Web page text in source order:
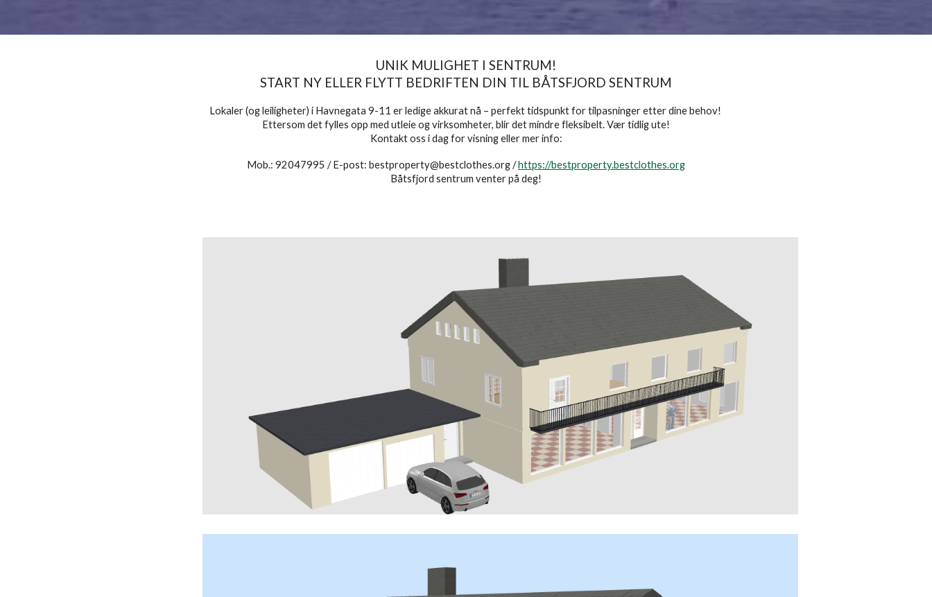
UNIK MULIGHET I SENTRUM!
START NY ELLER FLYTT BEDRIFTEN DIN TIL BÅTSFJORD SENTRUM
Lokaler (og leiligheter) i Havnegata 9-11 er ledige akkurat nå – perfekt tidspunkt for tilpasninger etter dine behov!
Ettersom det fylles opp med utleie og virksomheter, blir det mindre fleksibelt. Vær tidlig ute!
Kontakt oss i dag for visning eller mer info:
Mob.: 92047995 / E-post: bestproperty@bestclothes.org /https://bestproperty.bestclothes.org
Båtsfjord sentrum venter på deg!